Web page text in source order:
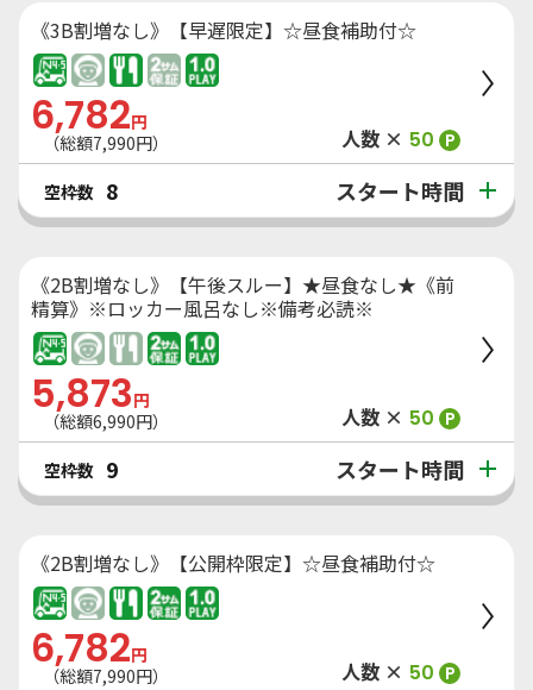
《3B割増なし》【早遅限定】☆昼食補助付☆
6,782円
（総額7,990円） 人数 × 50 P
空枠数 8 スタート時間
《2B割増なし》【午後スルー】★昼食なし★《前
精算》※ロッカー風呂なし※備考必読※
5,873円
（総額6,990円） 人数 × 50 P
空枠数 9 スタート時間
《2B割増なし》【公開枠限定】☆昼食補助付☆
6,782円
（総額7,990円） 人数 × 50 P